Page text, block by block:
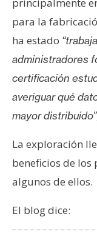
R
e
c
u
s
o
n
t
para la
ha estado
administradores
certificación
averiguar qué
mayor distribuido”
La exploración
beneficios de los
algunos de ellos.
El blog dice: